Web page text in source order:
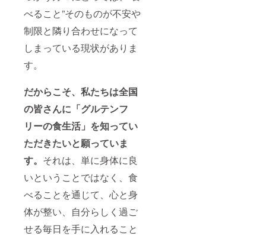
べること”そのものが不安や
制限と隣り合わせになって
しまっている現状がありま
す。
だからこそ、私たちは全国
の皆さんに「グルテンフ
リーの食生活」を知ってい
ただきたいと願っていま
す。 それは、単に身体に良
いということではなく、食
べることを通じて、心と身
体が整い、自分らしく過ご
せる毎日を手に入れること